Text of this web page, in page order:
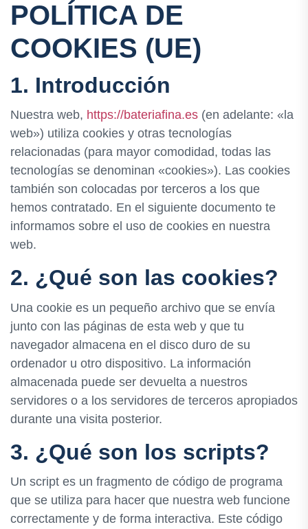
POLÍTICA DE
COOKIES (UE)
1. Introducción
Nuestra web, https://bateriafina.es (en adelante: «la
web») utiliza cookies y otras tecnologías
relacionadas (para mayor comodidad, todas las
tecnologías se denominan «cookies»). Las cookies
también son colocadas por terceros a los que
hemos contratado. En el siguiente documento te
informamos sobre el uso de cookies en nuestra
web.
2. ¿Qué son las cookies?
Una cookie es un pequeño archivo que se envía
junto con las páginas de esta web y que tu
navegador almacena en el disco duro de su
ordenador u otro dispositivo. La información
almacenada puede ser devuelta a nuestros
servidores o a los servidores de terceros apropiados
durante una visita posterior.
3. ¿Qué son los scripts?
Un script es un fragmento de código de programa
que se utiliza para hacer que nuestra web funcione
correctamente y de forma interactiva. Este código